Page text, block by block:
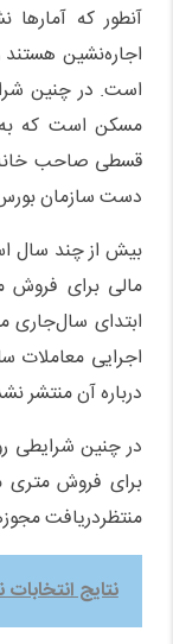
اجاره‌نشین هستند
است. در چنین
مسکن است که به
قسطی صاحب خانه
دست سازمان
بیش از چند سال
مالی برای
ابتدای سال‌جاری
اجرایی معاملات
درباره آن منتشر
در چنین شرایطی
برای فروش متری
منتظردریافت
نتایج انتخابات نظام